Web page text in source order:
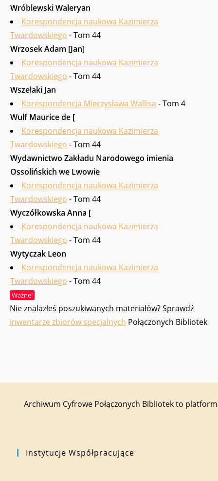
Wróblewski Waleryan
Korespondencja naukowa Kazimierza
Twardowskiego - Tom 44
Wrzosek Adam [Jan]
Korespondencja naukowa Kazimierza
Twardowskiego - Tom 44
Wszelaki Jan
Korespondencja Mieczysława Wallisa - Tom 4
Wulf Maurice de [
Korespondencja naukowa Kazimierza
Twardowskiego - Tom 44
Wy­dawnictwo Zakładu Narodowego imienia
Ossolińskich we Lwowie
Korespondencja naukowa Kazimierza
Twardowskiego - Tom 44
Wyczółkowska Anna [
Korespondencja naukowa Kazimierza
Twardowskiego - Tom 44
Wytyczak Leon
Korespondencja naukowa Kazimierza
Twardowskiego - Tom 44
Ważne!
Nie znalazłeś poszukiwanych materiałów? Sprawdź
inwentarze zbiorów specjalnych Połączonych Bibliotek
Archiwum Cyfrowe Połączonych Bibliotek to
Instytucje Współpracujące